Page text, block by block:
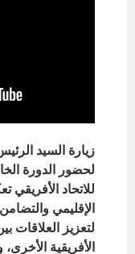
زيارة السيد
لحضور الدورة
للاتحاد الأفريقي
الإقليمي
لتعزيز العلاقات
الأفريقية